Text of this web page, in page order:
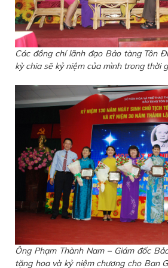
Các đồng chí lãnh đạo Bảo tàng Tôn
kỳ chia sẽ kỷ niệm của mình trong thời
Ông Phạm Thành Nam – Giám đốc
tặng hoa và kỷ niệm chương cho Ban